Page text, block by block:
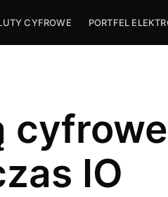
CYFROWE PORTFEL
IO